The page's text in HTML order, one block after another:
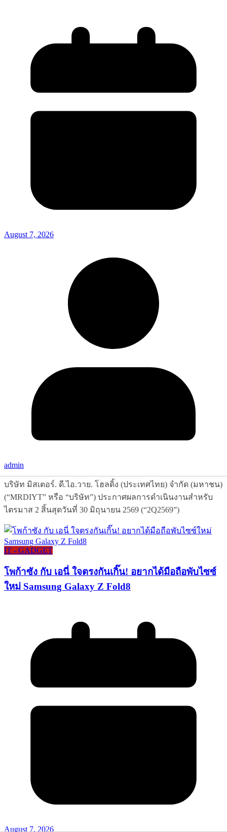
August 7, 2026
admin
บริษัท มิสเตอร์. ดี.ไอ.วาย. โฮลดิ้ง (ประเทศไทย) จำกัด (มหาชน)
(“MRDIYT” หรือ “บริษัท”) ประกาศผลการดำเนินงานสำหรับ
ไตรมาส 2 สิ้นสุดวันที่ 30 มิถุนายน 2569 (“2Q2569”)
IT - GADGET
โพก้าซัง กับ เอนี่ ใจตรงกันเกิ๊น! อยากได้มือถือพับไซซ์
ใหม่ Samsung Galaxy Z Fold8
August 7, 2026